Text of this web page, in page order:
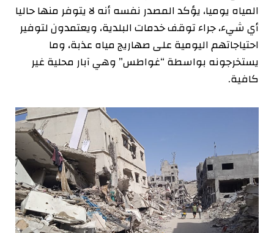
المياه يوميا، يؤكد المصدر نفسه أنه لا يتوفر منها حاليا
أي شيء، جراء توقف خدمات البلدية، ويعتمدون لتوفير
احتياجاتهم اليومية على صهاريج مياه عذبة، وما
يستخرجونه بواسطة “غواطس” وهي آبار محلية غير
كافية.